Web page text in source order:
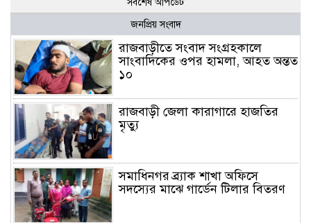
সর্বশেষ আপডেট
জনপ্রিয় সংবাদ
রাজবাড়ীতে সংবাদ সংগ্রহকালে
সাংবাদিকের ওপর হামলা, আহত অন্তত
১০
রাজবাড়ী জেলা কারাগারে হাজতির
মৃত্যু
সমাধিনগর ব্র্যাক শাখা অফিসে
সদস্যের মাঝে গার্ডেন টিলার বিতরণ